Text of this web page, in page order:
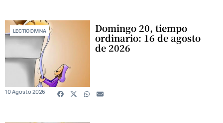
LECTIO DIVINA Domingo 20, tiempo
ordinario: 16 de agosto
de 2026
10 Agosto 2026